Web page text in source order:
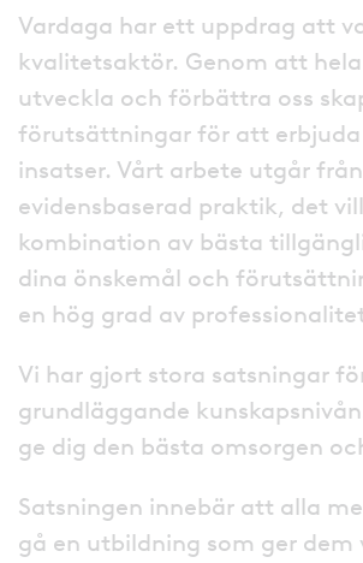
Vardaga har ett uppdrag att
kvalitetsaktör. Genom att
utveckla och förbättra oss
förutsättningar för att
insatser. Vårt arbete utgår från
evidensbaserad praktik, det
kombination av bästa
dina önskemål och
en hög grad av
Vi har gjort stora satsningar
grundläggande
ge dig den bästa omsorgen
Satsningen innebär att alla
gå en utbildning som ger dem